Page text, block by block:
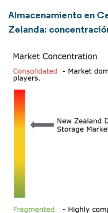
Almacenamiento en
Zelanda: